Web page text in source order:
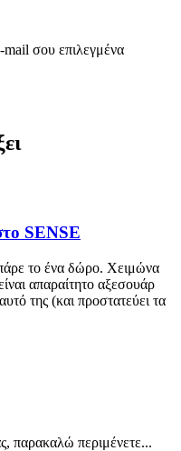
mail σου επιλεγμένα
SENSE
το ένα δώρο. Χειμώνα
απαραίτητο αξεσουάρ
της (και προστατεύει τα
παρακαλώ περιμένετε...